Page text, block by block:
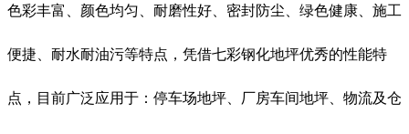
色彩丰富、颜色均匀、耐磨性好、密封防尘、绿色健康、施工
便捷、耐水耐油污等特点，凭借七彩钢化地坪优秀的性能特
点，目前广泛应用于：停车场地坪、厂房车间地坪、物流及仓